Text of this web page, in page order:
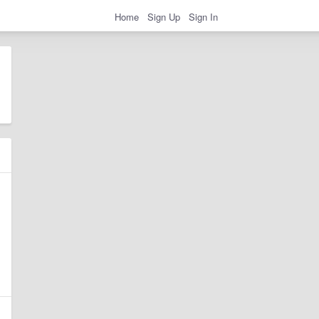
Home Sign Up Sign In